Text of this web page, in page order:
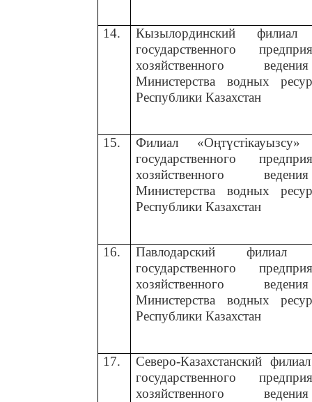
14.
Кызылординский филиал
государственного
хозяйственного
Министерства водных
Республики Казахстан
15.
Филиал «Оңтүстікауызсу»
государственного
хозяйственного
Министерства водных
Республики Казахстан
16.
Павлодарский филиал
государственного
хозяйственного
Министерства водных
Республики Казахстан
17.
Северо-Казахстанский
государственного
хозяйственного